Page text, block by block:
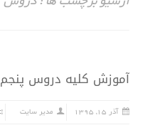
آموزش کلیه دروس پنجم
آذر ۱۵, ۱۳۹۵ مدیر سایت